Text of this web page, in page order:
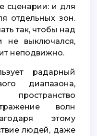
сценарии: и для
отдельных зон.
так, чтобы над
не выключался,
неподвижно.
диапазона,
пространство
волн
этому
людей, даже